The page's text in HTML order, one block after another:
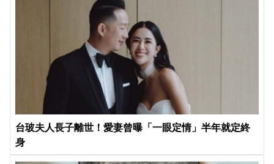
台玻夫人長子離世！愛妻曾曝「一眼定情」半年就定終
身